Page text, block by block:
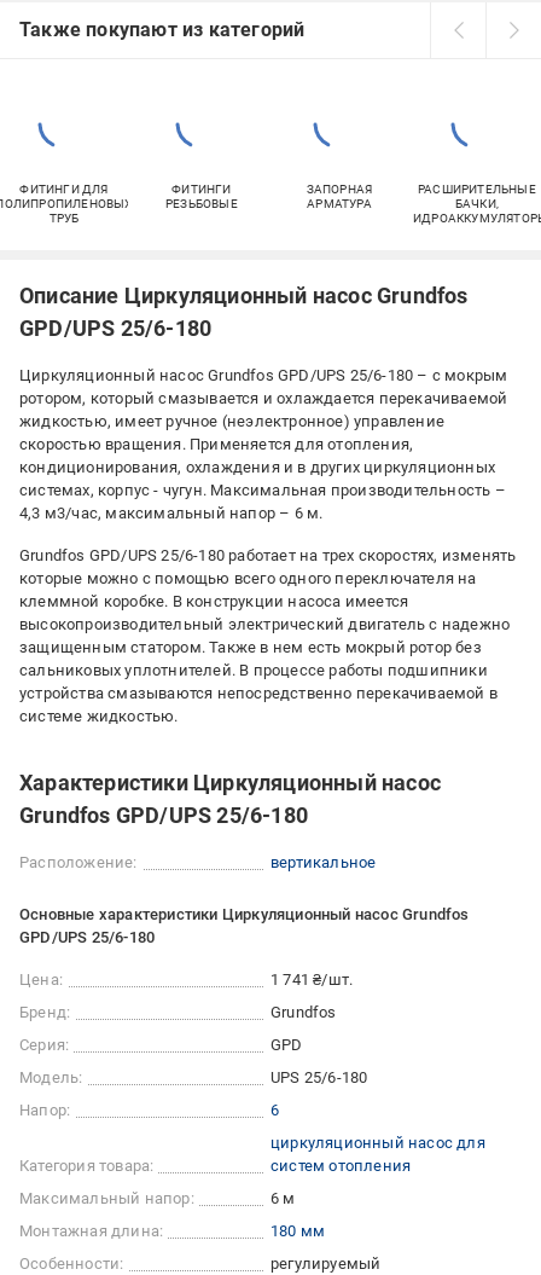
Также покупают из категорий
ФИТИНГИ ДЛЯ
ТРУБ
ФИТИНГИ
РЕЗЬБОВЫЕ
ЗАПОРНАЯ
АРМАТУРА
РАСШИРИТЕЛЬНЫЕ
БАЧКИ,
Описание Циркуляционный насос Grundfos
GPD/UPS 25/6-180
Циркуляционный насос Grundfos GPD/UPS 25/6-180 – с мокрым
ротором, который смазывается и охлаждается перекачиваемой
жидкостью, имеет ручное (неэлектронное) управление
скоростью вращения. Применяется для отопления,
кондиционирования, охлаждения и в других циркуляционных
системах, корпус - чугун. Максимальная производительность –
4,3 м3/час, максимальный напор – 6 м.
Grundfos GPD/UPS 25/6-180 работает на трех скоростях, изменять
которые можно с помощью всего одного переключателя на
клеммной коробке. В конструкции насоса имеется
высокопроизводительный электрический двигатель с надежно
защищенным статором. Также в нем есть мокрый ротор без
сальниковых уплотнителей. В процессе работы подшипники
устройства смазываются непосредственно перекачиваемой в
системе жидкостью.
Характеристики Циркуляционный насос
Grundfos GPD/UPS 25/6-180
Расположение: вертикальное
Основные характеристики Циркуляционный насос Grundfos
GPD/UPS 25/6-180
Цена:
1 741 ₴/шт.
Бренд:
Grundfos
Серия:
GPD
Модель:
UPS 25/6-180
Напор:
6
Категория товара:
циркуляционный насос для
систем отопления
Максимальный напор:
6 м
Монтажная длина:
180 мм
Особенности:
регулируемый